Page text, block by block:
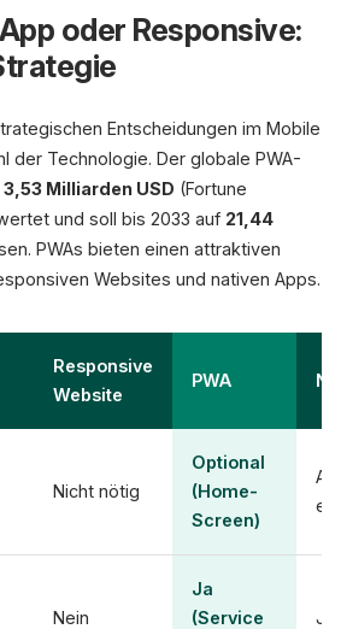
oder Responsive:
Entscheidungen im Mobile
der Technologie. Der globale PWA-
3,53 Milliarden USD (Fortune
und soll bis 2033 auf 21,44
PWAs bieten einen attraktiven
Websites und nativen Apps.
Responsive
Website
PWA
Nicht nötig
Optional
(Home-
Screen)
Nein
Ja
(Service
Ja